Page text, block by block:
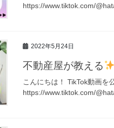
https://www.tiktok.com/
2022年5月24日
不動産屋が教える
こんにちは！ TikTok動画を
https://www.tiktok.com/